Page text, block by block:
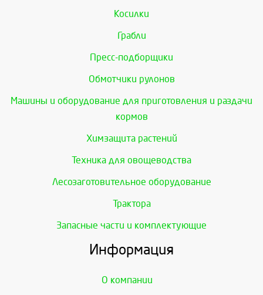
Косилки
Грабли
Пресс-подборщики
Обмотчики рулонов
Машины и оборудование для приготовления и раздачи
кормов
Химзащита растений
Техника для овощеводства
Лесозаготовительное оборудование
Трактора
Запасные части и комплектующие
Информация
О компании